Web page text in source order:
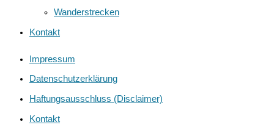
Wanderstrecken
Kontakt
Impressum
Datenschutzerklärung
Haftungsausschluss (Disclaimer)
Kontakt